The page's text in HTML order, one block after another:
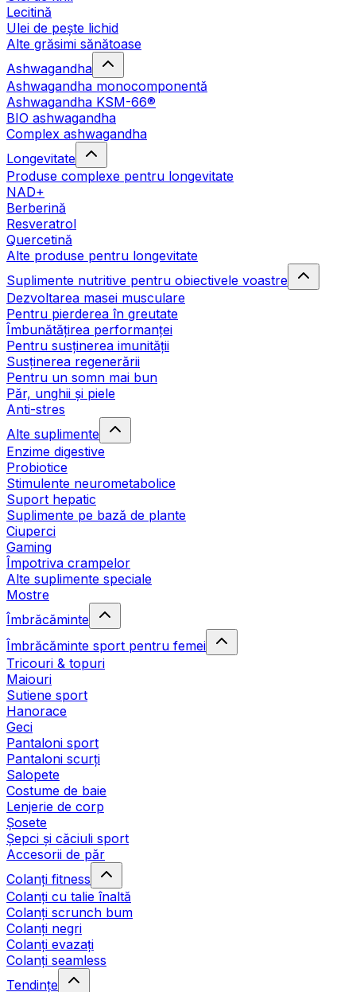
Lecitină
Ulei de pește lichid
Alte grăsimi sănătoase
Ashwagandha
Ashwagandha monocomponentă
Ashwagandha KSM-66®
BIO ashwagandha
Complex ashwagandha
Longevitate
Produse complexe pentru longevitate
NAD+
Berberină
Resveratrol
Quercetină
Alte produse pentru longevitate
Suplimente nutritive pentru obiectivele voastre
Dezvoltarea masei musculare
Pentru pierderea în greutate
Îmbunătățirea performanței
Pentru susținerea imunității
Susținerea regenerării
Pentru un somn mai bun
Păr, unghii și piele
Anti-stres
Alte suplimente
Enzime digestive
Probiotice
Stimulente neurometabolice
Suport hepatic
Suplimente pe bază de plante
Ciuperci
Gaming
Împotriva crampelor
Alte suplimente speciale
Mostre
Îmbrăcăminte
Îmbrăcăminte sport pentru femei
Tricouri & topuri
Maiouri
Sutiene sport
Hanorace
Geci
Pantaloni sport
Pantaloni scurți
Salopete
Costume de baie
Lenjerie de corp
Șosete
Șepci și căciuli sport
Accesorii de păr
Colanți fitness
Colanți cu talie înaltă
Colanți scrunch bum
Colanți negri
Colanți evazați
Colanți seamless
Tendințe